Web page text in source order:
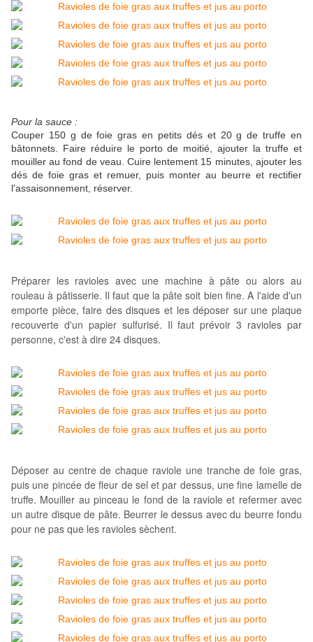
Pour la sauce :
Couper 150 g de foie gras en petits dés et 20 g de truffe en
bâtonnets. Faire réduire le porto de moitié, ajouter la truffe et
mouiller au fond de veau. Cuire lentement 15 minutes, ajouter les
dés de foie gras et remuer, puis monter au beurre et rectifier
l'assaisonnement, réserver.
Préparer les ravioles avec une machine à pâte ou alors au
rouleau à pâtisserie. Il faut que la pâte soit bien fine. A l'aide d'un
emporte pièce, faire des disques et les déposer sur une plaque
recouverte d'un papier sulfurisé. Il faut prévoir 3 ravioles par
personne, c'est à dire 24 disques.
Déposer au centre de chaque raviole une tranche de foie gras,
puis une pincée de fleur de sel et par dessus, une fine lamelle de
truffe. Mouiller au pinceau le fond de la raviole et refermer avec
un autre disque de pâte. Beurrer le dessus avec du beurre fondu
pour ne pas que les ravioles sèchent.